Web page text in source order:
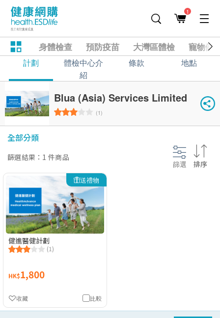
1
身體檢查 預防疫苗 大灣區體檢 寵物健
計劃
體檢中心介
紹
條款 地點
Blua (Asia) Services Limited
(1)
全部分類
篩選結果：1 件商品
篩選 排序
送禮物
健進醫健計劃
(1)
HK$1,800
比較
收藏